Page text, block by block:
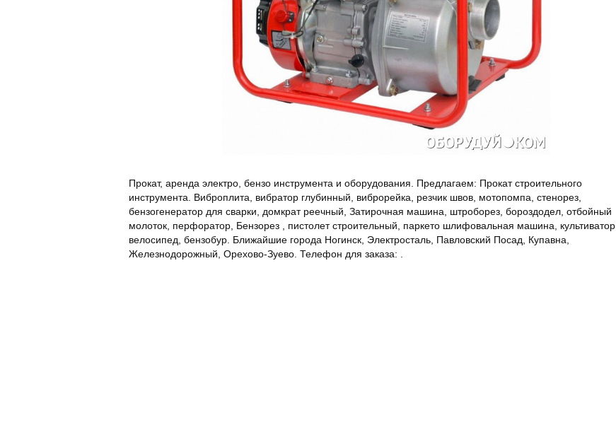
Прокат, аренда электро, бензо инструмента и оборудования. Предлагаем: Прокат строительного
инструмента. Виброплита, вибратор глубинный, виброрейка, резчик швов, мотопомпа, стенорез,
бензогенератор для сварки, домкрат реечный, Затирочная машина, штроборез, бороздодел, отбойный
молоток, перфоратор, Бензорез , пистолет строительный, паркето шлифовальная машина, культиватор,
велосипед, бензобур. Ближайшие города Ногинск, Электросталь, Павловский Посад, Купавна,
Железнодорожный, Орехово-Зуево. Телефон для заказа: .